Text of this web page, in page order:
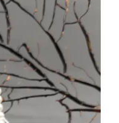
/ DETTAGLI